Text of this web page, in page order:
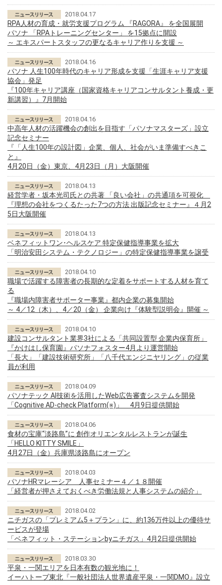
2018.04.17
RPA人材の育成・就労支援プログラム 『RAGORA』 を全国展開
パソナ 「RPAトレーニングセンター」 を15拠点に開設
～ エキスパートスタッフの更なるキャリア作りを支援 ～
2018.04.16
パソナ 人生100年時代のキャリア形成を支援「生涯キャリア支援
協会」発足
『100年キャリア講座（国家資格キャリアコンサルタント養成・更
新講習）』7月開始
2018.04.16
中高年人材の活躍機会の創出を目指す「パソナマスターズ」設立
記念セミナー
『「人生100年の設計図」企業、個人、社会がいま準備すべきこ
と』
4月20日（金）東京、4月23日（月）大阪開催
2018.04.13
経営学者・坂本光司氏との共著 「良い会社」の共通項を可視化
『理想の会社をつくるたった7つの方法 出版記念セミナー』４月2
5日大阪開催
2018.04.13
ベネフィットワン･ヘルスケア 特定保健指導事業を拡大
「明治安田システム・テクノロジー」の特定保健指導事業を譲受
2018.04.10
職場で活躍する障害者の長期的な定着をサポートする人材を育て
る
『職場内障害者サポーター事業』都内企業の募集開始
～ 4／12（木）、4／20（金） 企業向け『体験型説明会』開催 ～
2018.04.10
建設コンサルタント業界3社による「共同設置型 企業内保育所」
『かけはし保育園』パソナフォスター4月より運営開始
「長大」「建設技術研究所」「八千代エンジニヤリング」の従業
員が利用
2018.04.09
パソナテック AI技術を活用したWeb広告審査システムを開発
「Cognitive AD-check Platform(※)」 4月9日提供開始
2018.04.06
食材の宝庫“淡路島”に 創作オリエンタルレストランが誕生
「HELLO KITTY SMILE」
4月27日（金）兵庫県淡路島にオープン
2018.04.03
パソナHRマレーシア 人事セミナー４／１８開催
「経営者が押さえておくべき労働法規と人事システムの紹介」
2018.04.02
ニチガスの「プレミアム5＋プラン」に、約136万件以上の優待サ
ービスが登場
「ベネフィット・ステーションbyニチガス」4月2日提供開始
2018.03.30
平泉・一関エリアを日本有数の観光地に！
イーハトーブ東北『一般社団法人世界遺産平泉・一関DMO』設立